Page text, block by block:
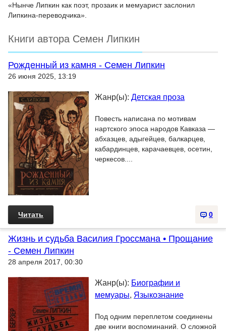
«Нынче Липкин как поэт, прозаик и мемуарист заслонил
Липкина-переводчика».
Книги автора Семен Липкин
Рожденный из камня - Семен Липкин
26 июня 2025, 13:19
Жанр(ы): Детская проза
Повесть написана по мотивам
нартского эпоса народов Кавказа —
абхазцев, адыгейцев, балкарцев,
кабардинцев, карачаевцев, осетин,
черкесов....
0
Читать
Жизнь и судьба Василия Гроссмана • Прощание
- Семен Липкин
28 апреля 2017, 00:30
Жанр(ы): Биографии и
мемуары, Языкознание
Под одним переплетом соединены
две книги воспоминаний. О сложной